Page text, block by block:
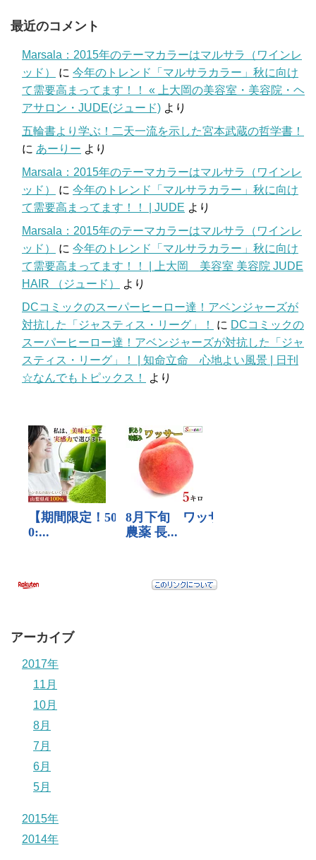
最近のコメント
Marsala：2015年のテーマカラーはマルサラ（ワインレ
ッド）
に 今年のトレンド「マルサラカラー」秋に向け
て需要高まってます！！ « 上大岡の美容室・美容院・ヘ
アサロン・JUDE(ジュード) より
五輪書より学ぶ！二天一流を示した宮本武蔵の哲学書！
に あーりー より
Marsala：2015年のテーマカラーはマルサラ（ワインレ
ッド）
に 今年のトレンド「マルサラカラー」秋に向け
て需要高まってます！！ | JUDE より
Marsala：2015年のテーマカラーはマルサラ（ワインレ
ッド）
に 今年のトレンド「マルサラカラー」秋に向け
て需要高まってます！！ | 上大岡 美容室 美容院 JUDE
HAIR （ジュード）
より
DCコミックのスーパーヒーロー達！アベンジャーズが
対抗した「ジャスティス・リーグ」！
に DCコミックの
スーパーヒーロー達！アベンジャーズが対抗した「ジャ
スティス・リーグ」！ | 知命立命 心地よい風景 | 日刊
☆なんでもトピックス！
より
アーカイブ
2017年
11月
10月
8月
7月
6月
5月
2015年
2014年